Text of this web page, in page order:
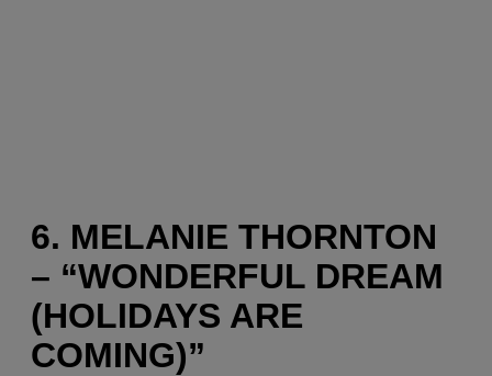
6. MELANIE THORNTON
– “WONDERFUL DREAM
(HOLIDAYS ARE
COMING)”